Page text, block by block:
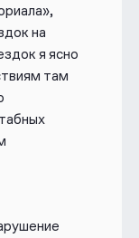
на
я ясно
там